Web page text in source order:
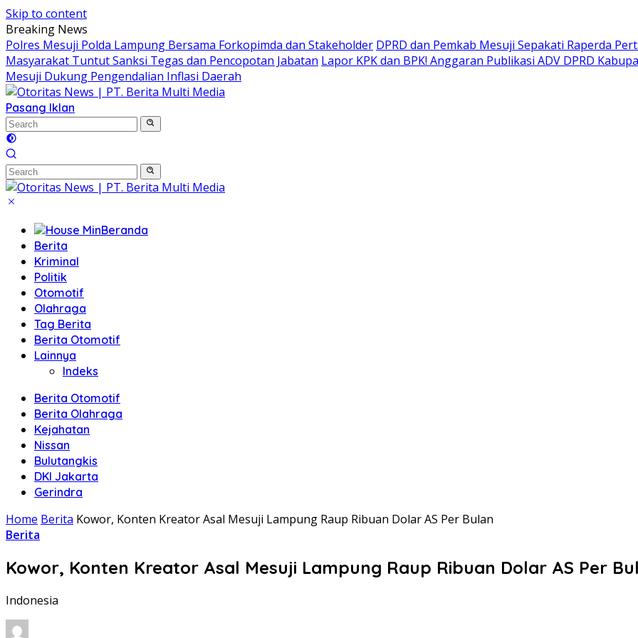
Skip to content
Breaking News
Polres Mesuji Polda Lampung Bersama Forkopimda dan Stakeholder DPRD dan Pemkab Mesuji Sepakati Raperda
Masyarakat Tuntut Sanksi Tegas dan Pencopotan Jabatan Lapor KPK dan BPK! Anggaran Publikasi ADV DPRD
Mesuji Dukung Pengendalian Inflasi Daerah
Pasang Iklan
Beranda
Berita
Kriminal
Politik
Otomotif
Olahraga
Tag Berita
Berita Otomotif
Lainnya
Indeks
Berita Otomotif
Berita Olahraga
Kejahatan
Nissan
Bulutangkis
DKI Jakarta
Gerindra
Home Berita Kowor, Konten Kreator Asal Mesuji Lampung Raup Ribuan Dolar AS Per Bulan
Berita
Kowor, Konten Kreator Asal Mesuji Lampung Raup Ribuan Dolar AS Per
Indonesia